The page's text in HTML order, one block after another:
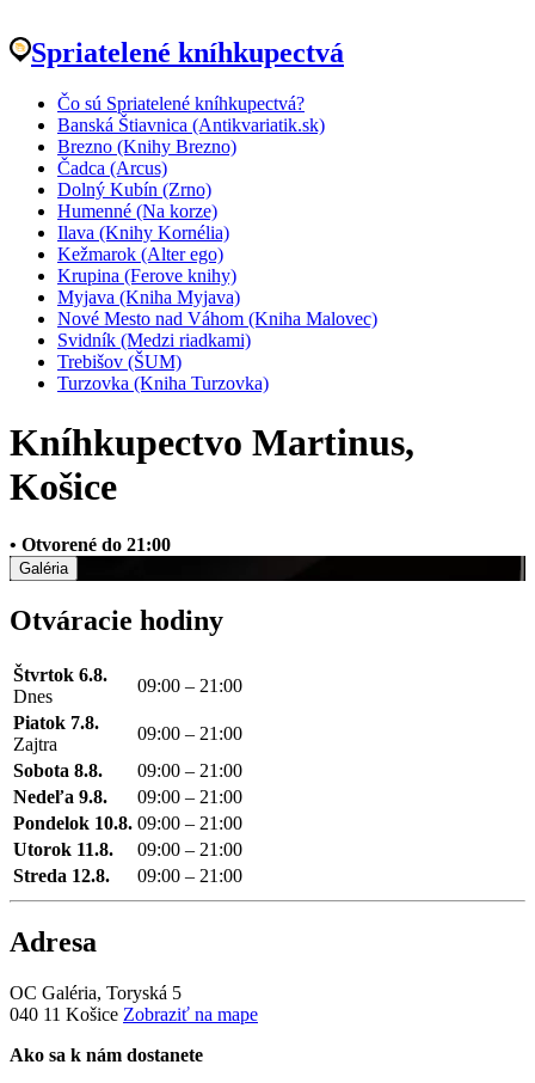
Spriatelené kníhkupectvá
Čo sú Spriatelené kníhkupectvá?
Banská Štiavnica (Antikvariatik.sk)
Brezno (Knihy Brezno)
Čadca (Arcus)
Dolný Kubín (Zrno)
Humenné (Na korze)
Ilava (Knihy Kornélia)
Kežmarok (Alter ego)
Krupina (Ferove knihy)
Myjava (Kniha Myjava)
Nové Mesto nad Váhom (Kniha Malovec)
Svidník (Medzi riadkami)
Trebišov (ŠUM)
Turzovka (Kniha Turzovka)
Kníhkupectvo Martinus,
Košice
• Otvorené do 21:00
Galéria
Otváracie hodiny
Štvrtok 6.8.
Dnes
09:00 – 21:00
Piatok 7.8.
Zajtra
09:00 – 21:00
Sobota 8.8.
09:00 – 21:00
Nedeľa 9.8.
09:00 – 21:00
Pondelok 10.8. 09:00 – 21:00
Utorok 11.8.
09:00 – 21:00
Streda 12.8.
09:00 – 21:00
Adresa
OC Galéria, Toryská 5
040 11 Košice Zobraziť na mape
Ako sa k nám dostanete